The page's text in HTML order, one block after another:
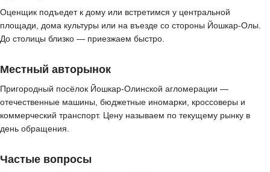
Оценщик подъедет к дому или встретимся у центральной
площади, дома культуры или на въезде со стороны Йошкар-Олы.
До столицы близко — приезжаем быстро.
Местный авторынок
Пригородный посёлок Йошкар-Олинской агломерации —
отечественные машины, бюджетные иномарки, кроссоверы и
коммерческий транспорт. Цену называем по текущему рынку в
день обращения.
Частые вопросы